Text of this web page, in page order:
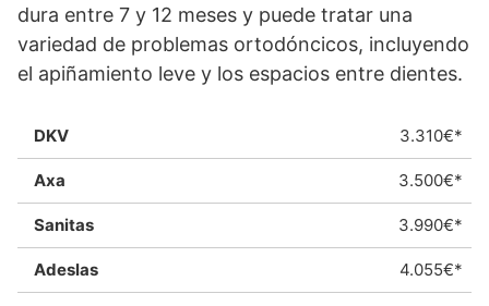
dura entre 7 y 12 meses y puede tratar una
variedad de problemas ortodóncicos, incluyendo
el apiñamiento leve y los espacios entre dientes.
3.310€*
3.500€*
3.990€*
4.055€*